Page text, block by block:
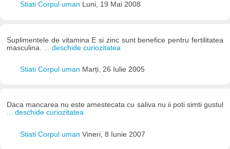
Stiati Corpul uman Luni, 19 Mai 2008
Suplimentele de vitamina E si zinc sunt benefice pentru fertilitatea
masculina.
... deschide curiozitatea
Stiati Corpul uman Marți, 26 Iulie 2005
Daca mancarea nu este amestecata cu saliva nu ii poti simti gustul
... deschide curiozitatea
Stiati Corpul uman Vineri, 8 Iunie 2007